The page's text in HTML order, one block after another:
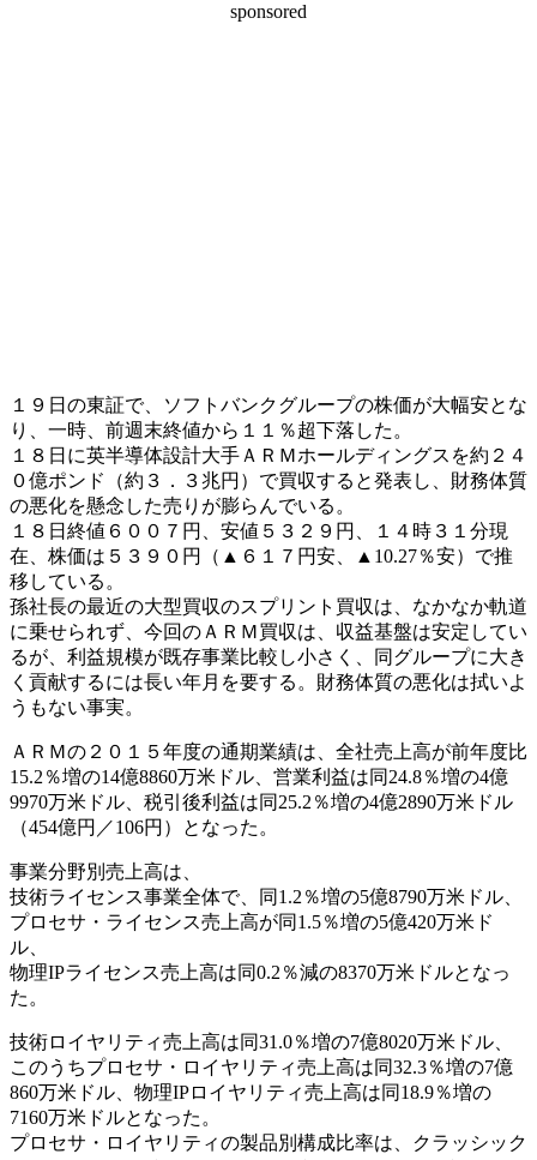
sponsored
１９日の東証で、ソフトバンクグループの株価が大幅安とな
り、一時、前週末終値から１１％超下落した。
１８日に英半導体設計大手ＡＲＭホールディングスを約２４
０億ポンド（約３．３兆円）で買収すると発表し、財務体質
の悪化を懸念した売りが膨らんでいる。
１８日終値６００７円、安値５３２９円、１４時３１分現
在、株価は５３９０円（▲６１７円安、▲10.27％安）で推
移している。
孫社長の最近の大型買収のスプリント買収は、なかなか軌道
に乗せられず、今回のＡＲＭ買収は、収益基盤は安定してい
るが、利益規模が既存事業比較し小さく、同グループに大き
く貢献するには長い年月を要する。財務体質の悪化は拭いよ
うもない事実。
ＡＲＭの２０１５年度の通期業績は、全社売上高が前年度比
15.2％増の14億8860万米ドル、営業利益は同24.8％増の4億
9970万米ドル、税引後利益は同25.2％増の4億2890万米ドル
（454億円／106円）となった。
事業分野別売上高は、
技術ライセンス事業全体で、同1.2％増の5億8790万米ドル、
プロセサ・ライセンス売上高が同1.5％増の5億420万米ド
ル、
物理IPライセンス売上高は同0.2％減の8370万米ドルとなっ
た。
技術ロイヤリティ売上高は同31.0％増の7億8020万米ドル、
このうちプロセサ・ロイヤリティ売上高は同32.3％増の7億
860万米ドル、物理IPロイヤリティ売上高は同18.9％増の
7160万米ドルとなった。
プロセサ・ロイヤリティの製品別構成比率は、クラッシック